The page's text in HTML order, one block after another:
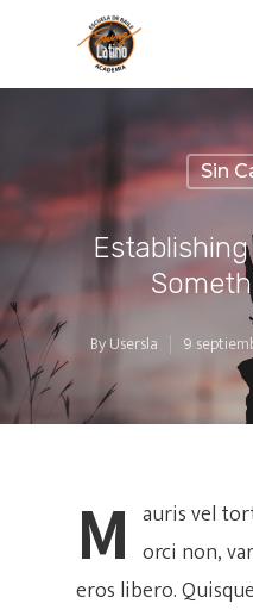
Sin
ByUsersla 9
M auris vel
orci non,
eros libero.